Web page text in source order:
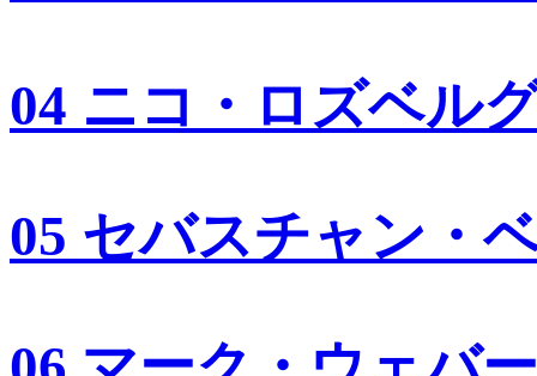
04 ニコ・ロズベル
05 セバスチャン・